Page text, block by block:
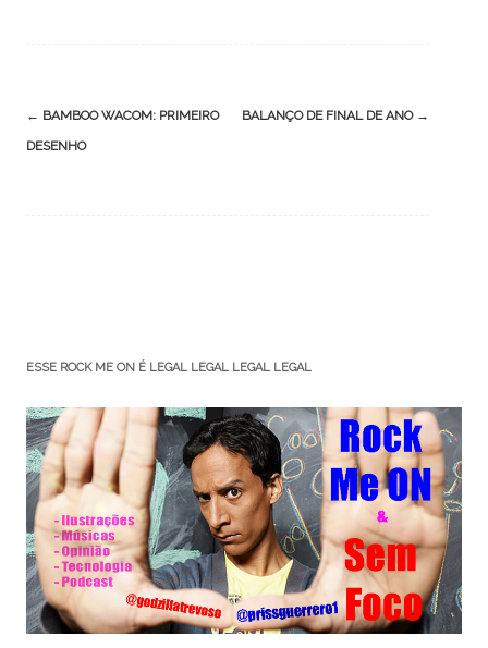
Post
navigation
← BAMBOO WACOM: PRIMEIRO
DESENHO
BALANÇO DE FINAL DE ANO →
ESSE ROCK ME ON É LEGAL LEGAL LEGAL LEGAL